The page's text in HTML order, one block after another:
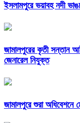
ইসলামপুরে ভয়াবহ নদী
জামালপুরের কৃতী সন্তান
জেনারেল নিযুক্ত
জামালপুরে শুরা অধিবেশনে